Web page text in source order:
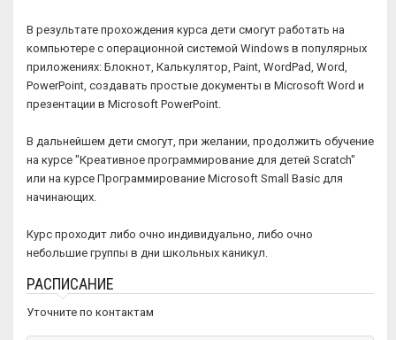
В результате прохождения курса дети смогут работать на
компьютере с операционной системой Windows в популярных
приложениях: Блокнот, Калькулятор, Paint, WordPad, Word,
PowerPoint, создавать простые документы в Microsoft Word и
презентации в Microsoft PowerPoint.
В дальнейшем дети смогут, при желании, продолжить обучение
на курсе "Креативное программирование для детей Scratch"
или на курсе Программирование Microsoft Small Basic для
начинающих.
Курс проходит либо очно индивидуально, либо очно
небольшие группы в дни школьных каникул.
РАСПИСАНИЕ
Уточните по контактам